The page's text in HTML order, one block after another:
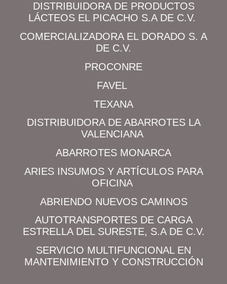
DISTRIBUIDORA DE PRODUCTOS
LÁCTEOS EL PICACHO S.A DE C.V.
COMERCIALIZADORA EL DORADO S. A
DE C.V.
PROCONRE
FAVEL
TEXANA
DISTRIBUIDORA DE ABARROTES LA
VALENCIANA
ABARROTES MONARCA
ARIES INSUMOS Y ARTÍCULOS PARA
OFICINA
ABRIENDO NUEVOS CAMINOS
AUTOTRANSPORTES DE CARGA
ESTRELLA DEL SURESTE, S.A DE C.V.
SERVICIO MULTIFUNCIONAL EN
MANTENIMIENTO Y CONSTRUCCIÓN